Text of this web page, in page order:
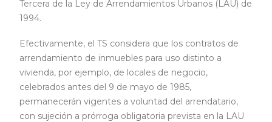
Tercera de la Ley de Arrendamientos Urbanos (LAU) de
1994.
Efectivamente, el TS considera que los contratos de
arrendamiento de inmuebles para uso distinto a
vivienda, por ejemplo, de locales de negocio,
celebrados antes del 9 de mayo de 1985,
permanecerán vigentes a voluntad del arrendatario,
con sujeción a prórroga obligatoria prevista en la LAU